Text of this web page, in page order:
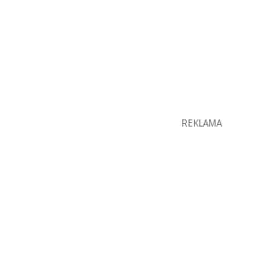
REKLAMA